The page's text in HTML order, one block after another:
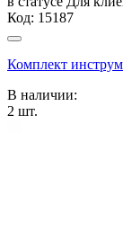
Код: 15187
Комплект
В наличии:
2 шт.